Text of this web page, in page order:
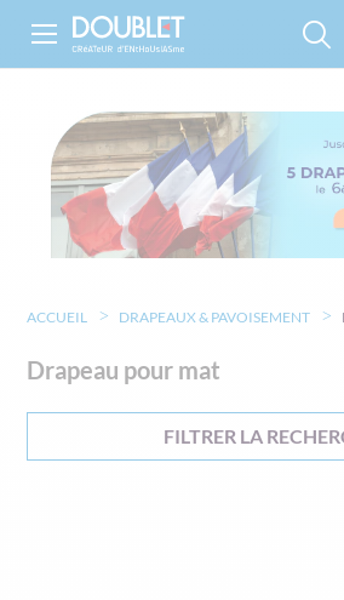
ACCUEIL DRAPEAUX & PAVOISEMENT
Drapeau pour mat
FILTRER LA